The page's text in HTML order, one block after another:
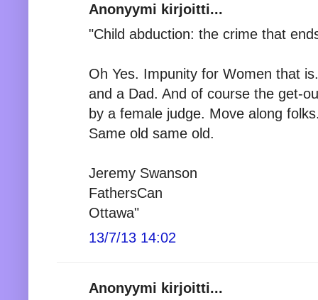
Anonyymi kirjoitti...
"Child abduction: the crime that
Oh Yes. Impunity for Women that
and a Dad. And of course the get-
by a female judge. Move along
Same old same old.
Jeremy Swanson
FathersCan
Ottawa"
13/7/13 14:02
Anonyymi kirjoitti...